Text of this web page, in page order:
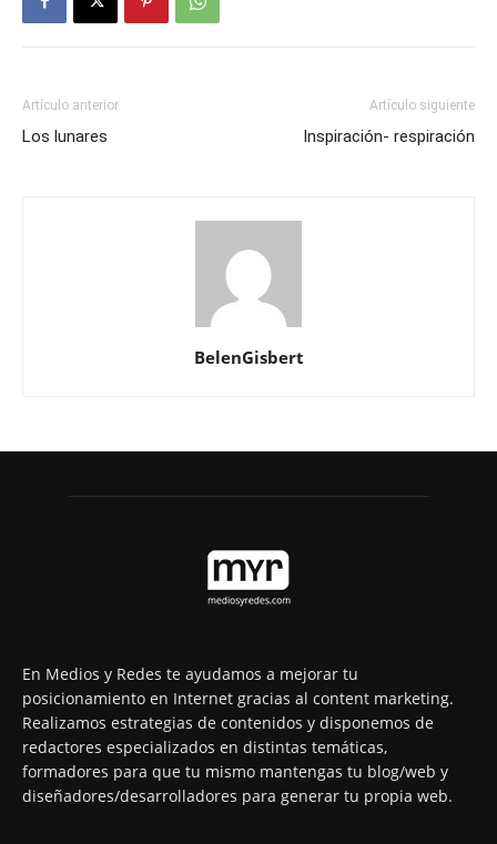
Artículo anterior
Los lunares
Artículo siguiente
Inspiración- respiración
BelenGisbert
En Medios y Redes te ayudamos a mejorar tu
posicionamiento en Internet gracias al content marketing.
Realizamos estrategias de contenidos y disponemos de
redactores especializados en distintas temáticas,
formadores para que tu mismo mantengas tu blog/web y
diseñadores/desarrolladores para generar tu propia web.